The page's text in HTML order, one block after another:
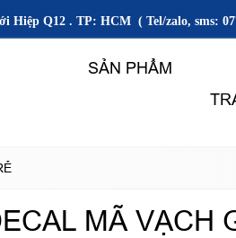
Q12 . TP: HCM ( Tel/zalo, sms:
SẢN PHẨM
MÃ VẠCH